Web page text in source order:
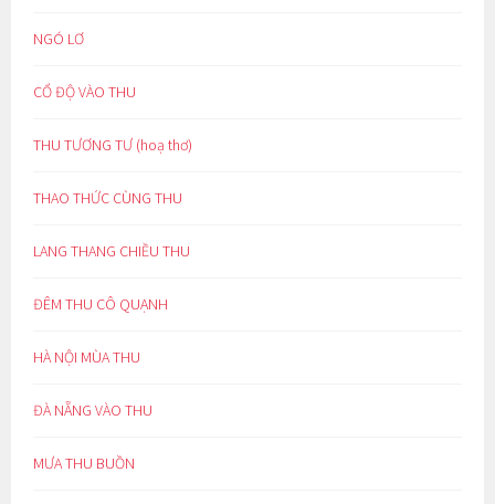
NGÓ LƠ
CỔ ĐỘ VÀO THU
THU TƯƠNG TƯ (hoạ thơ)
THAO THỨC CÙNG THU
LANG THANG CHIỀU THU
ĐÊM THU CÔ QUẠNH
HÀ NỘI MÙA THU
ĐÀ NẴNG VÀO THU
MƯA THU BUỒN